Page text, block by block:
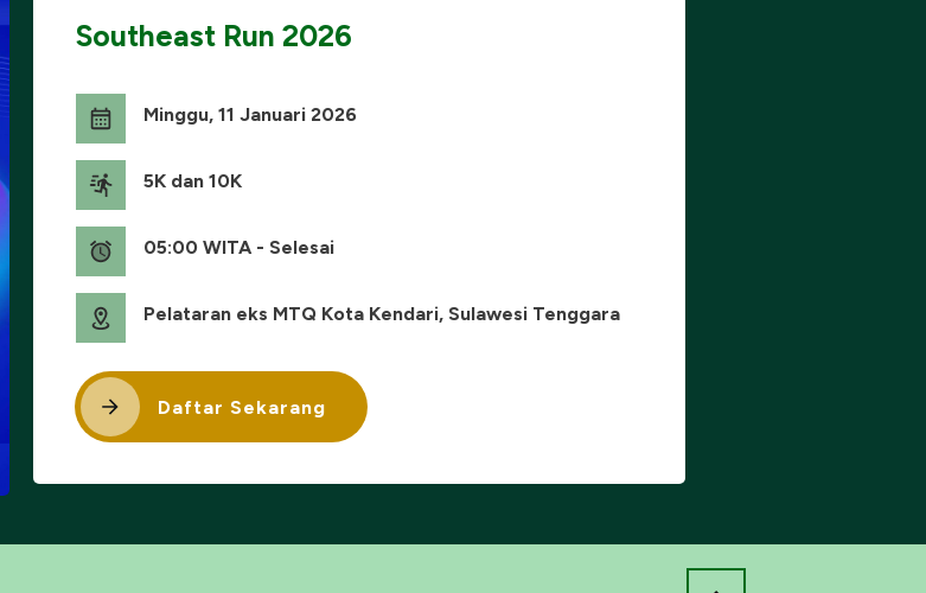
Southeast Run 2026
Minggu, 11 Januari 2026
5K dan 10K
05:00 WITA - Selesai
Pelataran eks MTQ Kota Kendari, Sulawesi Tenggara
Daftar Sekarang